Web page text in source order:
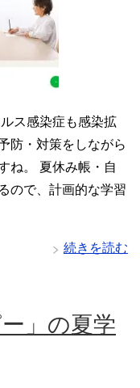
ス感染症も感染拡
防・対策をしながら
ね。 夏休み帳・自
ので、計画的な学習
続きを読む
」の夏学